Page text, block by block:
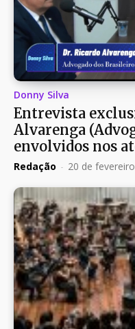
Donny Silva
Entrevista
Alvarenga
envolvidos nos
Redação - 20 de